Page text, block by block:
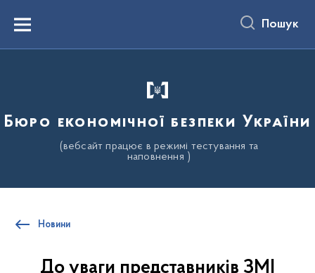
вмістуMenu Пошук
Бюро економічної безпеки України
(вебсайт працює в режимі тестування та
наповнення )
Новини
До уваги представників ЗМІ